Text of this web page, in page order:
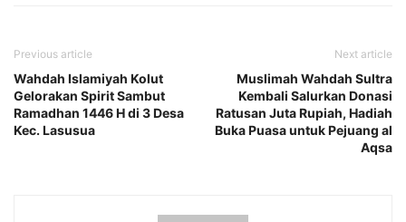
Previous article
Wahdah Islamiyah Kolut
Gelorakan Spirit Sambut
Ramadhan 1446 H di 3 Desa
Kec. Lasusua
Next article
Muslimah Wahdah Sultra
Kembali Salurkan Donasi
Ratusan Juta Rupiah, Hadiah
Buka Puasa untuk Pejuang al
Aqsa